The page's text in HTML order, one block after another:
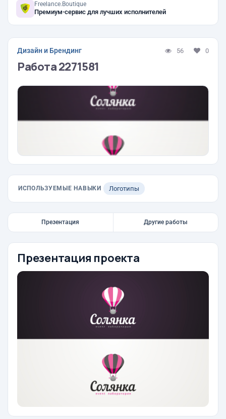
Freelance.Boutique
Премиум-сервис для лучших исполнителей
Дизайн и Брендинг 56 0
Работа 2271581
ИСПОЛЬЗУЕМЫЕ НАВЫКИ Логотипы
Презентация Другие работы
Презентация проекта